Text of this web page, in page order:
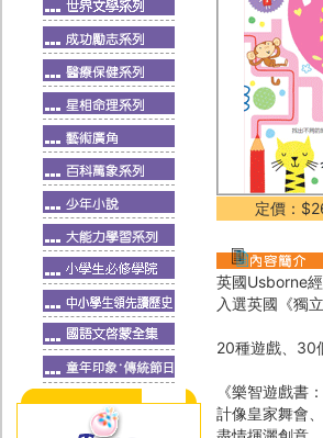
定價：
英國Usborne
入選英國《獨
20種遊戲、30
《樂智遊戲書
計像皇家舞會